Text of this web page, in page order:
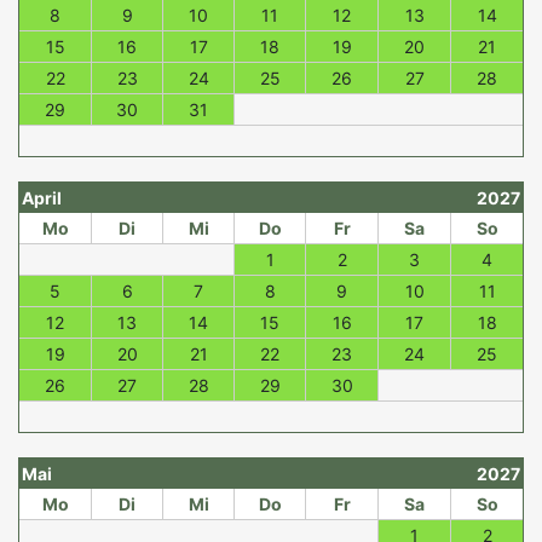
8 9 10 11 12 13
14
15
16 17 18 19 20
21
22
23 24 25 26 27
28
29
30 31
April
2027
Mo
Di Mi Do Fr Sa
So
1
2 3
4
5
6 7 8 9 10
11
12
13 14 15 16 17
18
19
20 21 22 23 24
25
26
27 28 29 30
Mai
2027
Mo
Di Mi Do Fr Sa
So
1
2